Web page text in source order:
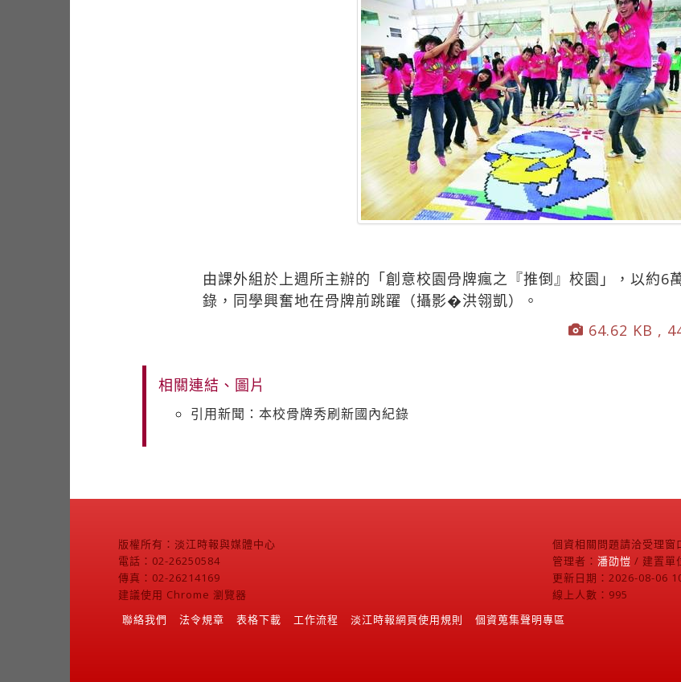
由課外組於上週所主辦的「創意校園骨牌瘋之『推倒』校園」，以約6
錄，同學興奮地在骨牌前跳躍（攝影�洪翎凱）。
64.62 KB ,
相關連結、圖片
引用新聞：本校骨牌秀刷新國內紀錄
版權所有：淡江時報與媒體中心
電話：02-26250584
傳真：02-26214169
建議使用 Chrome 瀏覽器
個資相關問題請洽受理窗
管理者： 潘劭愷 / 建置單
更新日期：2026-08-06
線上人數：995
聯絡我們
法令規章 表格下載 工作流程 淡江時報網頁使用規則 個資蒐集聲明專區